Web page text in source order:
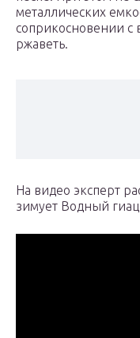
металлических
соприкосновении с
ржаветь.
На видео эксперт
зимует Водный